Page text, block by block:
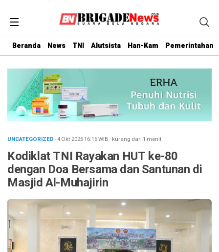
Beranda News TNI Alutsista Han-Kam Pemerintahan
UNCATEGORIZED · 4 Okt 202516:16WIB · kurang dari 1 menit
Kodiklat TNI Rayakan HUT ke-80
dengan Doa Bersama dan Santunan di
Masjid Al-Muhajirin